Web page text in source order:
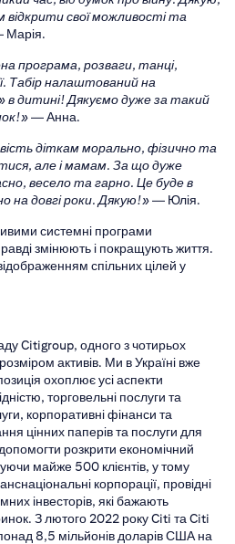
свої можливості та
Марія.
програма, розваги, танці,
Табір налаштований на
в дитині! Дякуємо дуже за такий
— Анна.
діткам морально, фізично та
але і мамам. За що дуже
весело та гарно. Це буде в
на довгі роки. Дякую!»— Юлія.
системні програми
змінюють і покращують життя.
спільних цілей у
Citigroup, одного з чотирьох
активів. Ми в Україні вже
охоплює усі аспекти
торговельні послуги та
корпоративні фінанси та
цінних паперів та послуги для
розкрити економічний
майже 500 клієнтів, у тому
корпорації, провідні
інвесторів, які бажають
З лютого 2022 року Citi та Citi
8,5 мільйонів доларів США на